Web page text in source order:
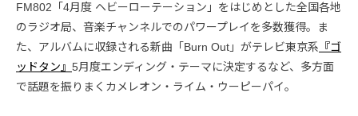
FM802「4月度 ヘビーローテーション」をはじめとした全国各地
のラジオ局、音楽チャンネルでのパワープレイを多数獲得。ま
た、アルバムに収録される新曲「Burn Out」がテレビ東京系 『ゴ
ッドタン』 5月度エンディング・テーマに決定するなど、多方面
で話題を振りまくカメレオン・ライム・ウーピーパイ。